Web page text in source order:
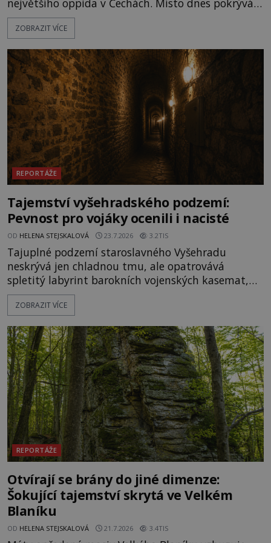
největšího oppida v Čechách. Místo dnes pokrývá
les, zbytky po kdysi monumentálním hradišti jsou
ale v terénu patrné stále. Co dalšího tu po Keltech
vrch Hr
ZOBRAZIT VÍCE
REPORTÁŽE
Tajemství vyšehradského podzemí:
Pevnost pro vojáky ocenili i nacisté
OD HELENA STEJSKALOVÁ 23.7.2026 3.2TIS
Tajuplné podzemí staroslavného Vyšehradu
neskrývá jen chladnou tmu, ale opatrovává
spletitý labyrint barokních vojenských kasemat,
zapomenuté chrámy a vzácné národní poklady.
Hluboko uvnitř mohutné skály nad řekou Vltavou
vyhýbá shonu moderní metropole. Místo, ke
kterému se vážou nejstarší české mýty, ve svých
temných útrobách střeží monumentální
ZOBRAZIT VÍCE
REPORTÁŽE
Otvírají se brány do jiné dimenze:
Šokující tajemství skrytá ve Velkém
Blaníku
OD HELENA STEJSKALOVÁ 21.7.2026 3.4TIS